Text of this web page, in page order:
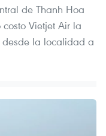
de Thanh Hoa
Vietjet Air la
desde la localidad a